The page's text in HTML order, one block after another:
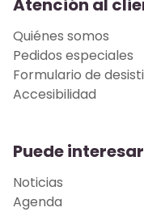
Atención al
Quiénes somos
Pedidos especiales
Formulario de
Accesibilidad
Puede
Noticias
Agenda